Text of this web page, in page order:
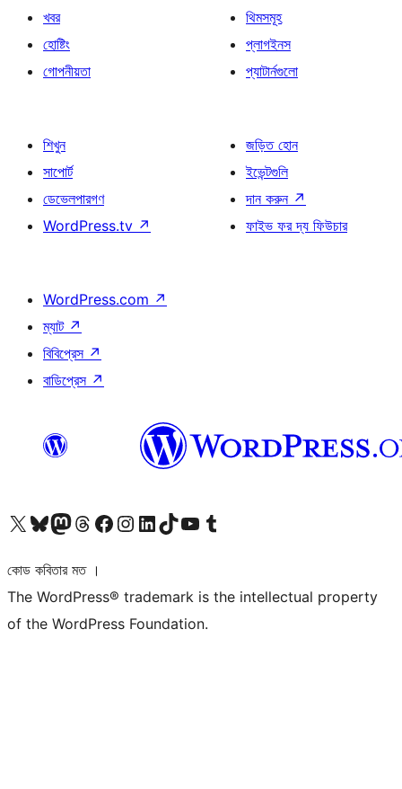
খবর
হোষ্টিং
গোপনীয়তা
থিমসমূহ
প্লাগইনস
প্যাটার্নগুলো
শিখুন
সাপোর্ট
ডেভেলপারগণ
WordPress.tv ↗
জড়িত হোন
ইভেন্টগুলি
দান করুন ↗
ফাইভ ফর দ্য ফিউচার
WordPress.com ↗
ম্যাট ↗
বিবিপ্রেস ↗
বাডিপ্রেস ↗
আমাদের X (আগের টুইটার) অ্যাকাউন্টে যানআমাদের Bluesky অ্যাকাউন্টটি দেখুনআমাদের মাস্টোডন অ্যাকাউন্টটি দেখুনআমাদের থ্রেডস অ্যাকাউন্টটি দেখুনআমাদের ফেসবুক পেজ দেখুনআমাদের ইন্সটাগ্রাম অ্যাকাউন্ট দেখুনআমাদের লিঙ্কডইন অ্যাকাউন্টে যানআমাদের TikTok অ্যাকাউন্টটি দেখুনআমাদের ইউটিউব চ্যানেলে যান আমাদের টাম্বলার অ্যাকাউন্ট দেখুন
কোড কবিতার মত ।
The WordPress® trademark is the intellectual property
of the WordPress Foundation.